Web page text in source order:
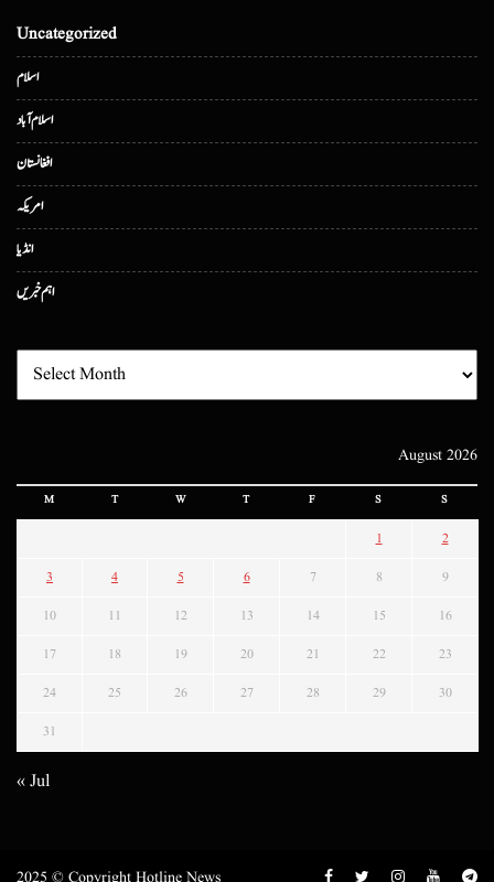
Uncategorized
اسلام
اسلام آباد
افغانستان
امریکہ
انڈیا
اہم خبریں
August 2026
M T W T F S S
1 2
3 4 5 6 7 8 9
10 11 12 13 14 15 16
17 18 19 20 21 22 23
24 25 26 27 28 29 30
31
« Jul